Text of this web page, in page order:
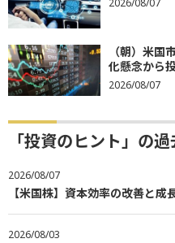
2026/08/07
（朝）米
化懸念から
2026/08/07
「投資のヒント」の
2026/08/07
【米国株】資本効率の改善と成
2026/08/03